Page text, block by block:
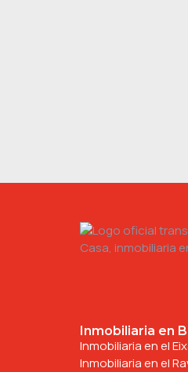
Inmobiliaria en
Inmobiliaria en el
Inmobiliaria en el